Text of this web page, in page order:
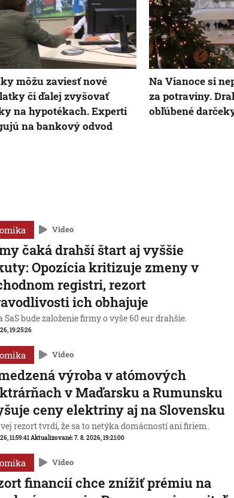
môžu zaviesť nové
či ďalej zvyšovať
na hypotékach. Experti
na bankový odvod
Na Vianoce si
za potraviny.
obľúbené
Video
čaká drahší štart aj vyššie
Opozícia kritizuje zmeny v
registri, rezort
ich obhajuje
SaS bude založenie firmy o vyše 60 eur drahšie.
19:25:26
Video
výroba v atómových
v Maďarsku a Rumunsku
ceny elektriny aj na Slovensku
rezort tvrdí, že sa to netýka domácností ani firiem.
11:59:41Aktualizované:7. 8. 2026, 19:21:00
Video
financií chce znížiť prémiu na